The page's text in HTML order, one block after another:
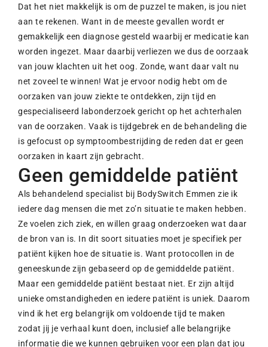
Dat het niet makkelijk is om de puzzel te maken, is jou niet
aan te rekenen. Want in de meeste gevallen wordt er
gemakkelijk een diagnose gesteld waarbij er medicatie kan
worden ingezet. Maar daarbij verliezen we dus de oorzaak
van jouw klachten uit het oog. Zonde, want daar valt nu
net zoveel te winnen! Wat je ervoor nodig hebt om de
oorzaken van jouw ziekte te ontdekken, zijn tijd en
gespecialiseerd labonderzoek gericht op het achterhalen
van de oorzaken. Vaak is tijdgebrek en de behandeling die
is gefocust op symptoombestrijding de reden dat er geen
oorzaken in kaart zijn gebracht.
Geen gemiddelde patiënt
Als behandelend specialist bij BodySwitch Emmen zie ik
iedere dag mensen die met zo’n situatie te maken hebben.
Ze voelen zich ziek, en willen graag onderzoeken wat daar
de bron van is. In dit soort situaties moet je specifiek per
patiënt kijken hoe de situatie is. Want protocollen in de
geneeskunde zijn gebaseerd op de gemiddelde patiënt.
Maar een gemiddelde patiënt bestaat niet. Er zijn altijd
unieke omstandigheden en iedere patiënt is uniek. Daarom
vind ik het erg belangrijk om voldoende tijd te maken
zodat jij je verhaal kunt doen, inclusief alle belangrijke
informatie die we kunnen gebruiken voor een plan dat jou